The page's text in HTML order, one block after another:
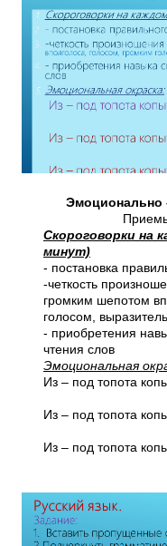
Эмоционально
Скороговорки на
минут)
- постановка
-четкость
громким шепотом
голосом,
- приобретения
чтения слов
Эмоциональная
Из – под топота
Из – под топота
Из – под топота